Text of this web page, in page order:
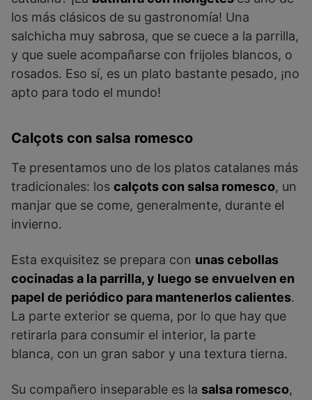
los más clásicos de su gastronomía! Una
salchicha muy sabrosa, que se cuece a la parrilla,
y que suele acompañarse con frijoles blancos, o
rosados. Eso sí, es un plato bastante pesado, ¡no
apto para todo el mundo!
Calçots con salsa romesco
Te presentamos uno de los platos catalanes más
tradicionales: los calçots con salsa romesco, un
manjar que se come, generalmente, durante el
invierno.
Esta exquisitez se prepara con unas cebollas
cocinadas a la parrilla, y luego se envuelven en
papel de periódico para mantenerlos calientes.
La parte exterior se quema, por lo que hay que
retirarla para consumir el interior, la parte
blanca, con un gran sabor y una textura tierna.
Su compañero inseparable es la salsa romesco,